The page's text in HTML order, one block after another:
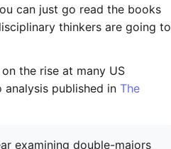
can just go read the books
thinkers are going to
the rise at many US
published in The